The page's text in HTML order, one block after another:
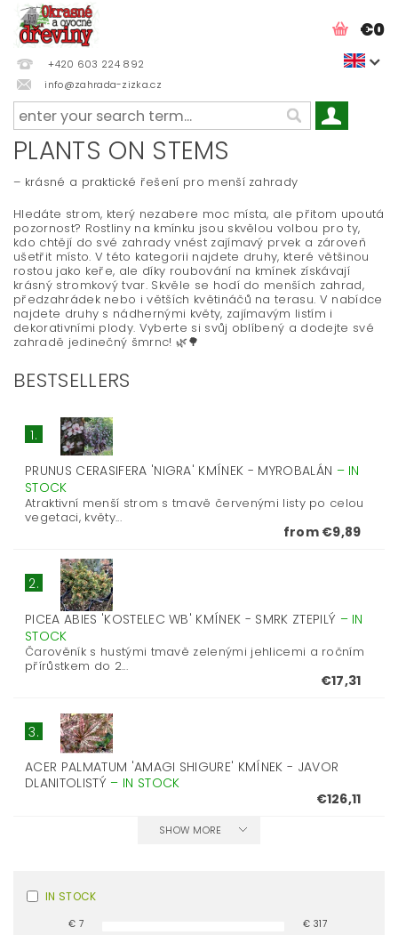
+420 603 224 892
info@zahrada-zizka.cz
€0
PLANTS ON STEMS
– krásné a praktické řešení pro menší zahrady
Hledáte strom, který nezabere moc místa, ale přitom upoutá
pozornost? Rostliny na kmínku jsou skvělou volbou pro ty,
kdo chtějí do své zahrady vnést zajímavý prvek a zároveň
ušetřit místo. V této kategorii najdete druhy, které většinou
rostou jako keře, ale díky roubování na kmínek získávají
krásný stromkový tvar. Skvěle se hodí do menších zahrad,
předzahrádek nebo i větších květináčů na terasu. V nabídce
najdete druhy s nádhernými květy, zajímavým listím i
dekorativními plody. Vyberte si svůj oblíbený a dodejte své
zahradě jedinečný šmrnc! 🌿🌳
BESTSELLERS
1.
PRUNUS CERASIFERA 'NIGRA' KMÍNEK - MYROBALÁN – IN
STOCK
Atraktivní menší strom s tmavě červenými listy po celou
vegetaci, květy...
from €9,89
2.
PICEA ABIES 'KOSTELEC WB' KMÍNEK - SMRK ZTEPILÝ – IN
STOCK
Čarověník s hustými tmavě zelenými jehlicemi a ročním
přírůstkem do 2...
€17,31
3.
ACER PALMATUM 'AMAGI SHIGURE' KMÍNEK - JAVOR
DLANITOLISTÝ – IN STOCK
€126,11
SHOW MORE
IN STOCK
€7 € 317